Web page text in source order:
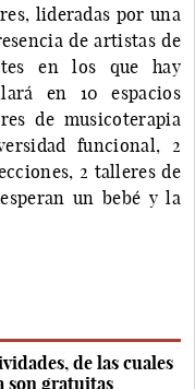
lideradas por una
de artistas de
en los que hay
en 10 espacios
de musicoterapia
funcional, 2
2 talleres de
un bebé y la
de las cuales
son gratuitas